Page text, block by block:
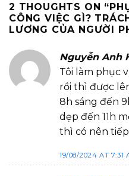
2 THOUGHTS ON “
CÔNG VIỆC GÌ?
LƯƠNG CỦA NGƯỜI
Nguyễn Anh
Tôi làm phục
rồi thì được
8h sáng đến
dẹp đến 11h
thì có nên
19/08/2024 AT 7:31